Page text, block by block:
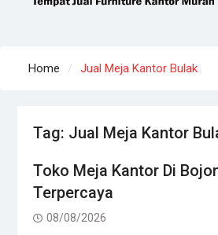
Tempat Beli Meja Kantor Di Tuban
Home Jual Meja Kantor Bulak
Tag: Jual Meja Kantor
Toko Meja Kantor Di
Terpercaya
08/08/2026